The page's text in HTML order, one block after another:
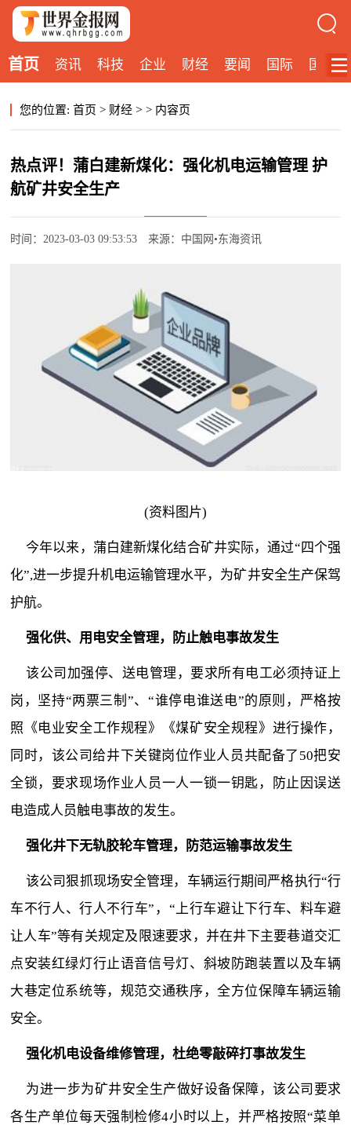
首页 资讯 科技 企业 财经 要闻 国际 国内
您的位置: 首页 > 财经 > > 内容页
热点评！蒲白建新煤化：强化机电运输管理 护
航矿井安全生产
时间：2023-03-03 09:53:53 来源：中国网•东海资讯
(资料图片)
今年以来，蒲白建新煤化结合矿井实际，通过“四个强
化”,进一步提升机电运输管理水平，为矿井安全生产保驾
护航。
强化供、用电安全管理，防止触电事故发生
该公司加强停、送电管理，要求所有电工必须持证上
岗，坚持“两票三制”、“谁停电谁送电”的原则，严格按
照《电业安全工作规程》《煤矿安全规程》进行操作，
同时，该公司给井下关键岗位作业人员共配备了50把安
全锁，要求现场作业人员一人一锁一钥匙，防止因误送
电造成人员触电事故的发生。
强化井下无轨胶轮车管理，防范运输事故发生
该公司狠抓现场安全管理，车辆运行期间严格执行“行
车不行人、行人不行车”，“上行车避让下行车、料车避
让人车”等有关规定及限速要求，并在井下主要巷道交汇
点安装红绿灯行止语音信号灯、斜坡防跑装置以及车辆
大巷定位系统等，规范交通秩序，全方位保障车辆运输
安全。
强化机电设备维修管理，杜绝零敲碎打事故发生
为进一步为矿井安全生产做好设备保障，该公司要求
各生产单位每天强制检修4小时以上，并严格按照“菜单